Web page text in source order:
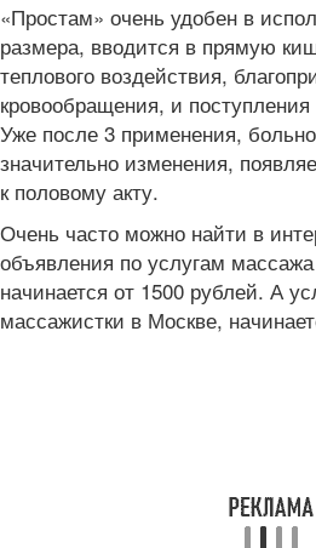
«Простам» очень удобен в
размера, вводится в прямую
теплового воздействия,
кровообращения, и
Уже после 3 применения,
значительно изменения,
к половому акту.
Очень часто можно найти в
объявления по услугам
начинается от 1500 рублей. А
массажистки в Москве,